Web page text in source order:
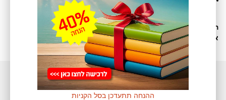
ההרשמה תאושר רק בתום התהליך כולו (מילוי טופס רישום והסדרת
אמצעי תשלום).
ההנחה תתעדכן בסל הקניות